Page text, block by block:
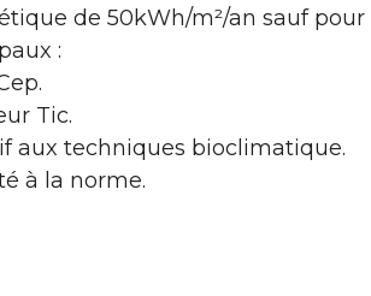
de 50kWh/m²/an sauf pour
:
Tic.
aux techniques bioclimatique.
à la norme.